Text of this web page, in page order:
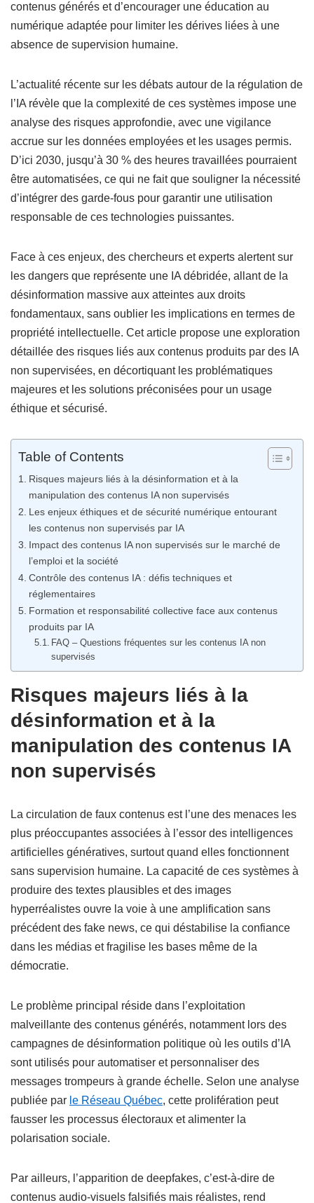
contenus générés et d’encourager une éducation au
numérique adaptée pour limiter les dérives liées à une
absence de supervision humaine.
L’actualité récente sur les débats autour de la régulation de
l’IA révèle que la complexité de ces systèmes impose une
analyse des risques approfondie, avec une vigilance
accrue sur les données employées et les usages permis.
D’ici 2030, jusqu’à 30 % des heures travaillées pourraient
être automatisées, ce qui ne fait que souligner la nécessité
d’intégrer des garde-fous pour garantir une utilisation
responsable de ces technologies puissantes.
Face à ces enjeux, des chercheurs et experts alertent sur
les dangers que représente une IA débridée, allant de la
désinformation massive aux atteintes aux droits
fondamentaux, sans oublier les implications en termes de
propriété intellectuelle. Cet article propose une exploration
détaillée des risques liés aux contenus produits par des IA
non supervisées, en décortiquant les problématiques
majeures et les solutions préconisées pour un usage
éthique et sécurisé.
Table of Contents
Risques majeurs liés à la désinformation et à la
manipulation des contenus IA non supervisés
Les enjeux éthiques et de sécurité numérique entourant
les contenus non supervisés par IA
Impact des contenus IA non supervisés sur le marché de
l’emploi et la société
Contrôle des contenus IA : défis techniques et
réglementaires
Formation et responsabilité collective face aux contenus
produits par IA
FAQ – Questions fréquentes sur les contenus IA non
supervisés
Risques majeurs liés à la
désinformation et à la
manipulation des contenus IA
non supervisés
La circulation de faux contenus est l’une des menaces les
plus préoccupantes associées à l’essor des intelligences
artificielles génératives, surtout quand elles fonctionnent
sans supervision humaine. La capacité de ces systèmes à
produire des textes plausibles et des images
hyperréalistes ouvre la voie à une amplification sans
précédent des fake news, ce qui déstabilise la confiance
dans les médias et fragilise les bases même de la
démocratie.
Le problème principal réside dans l’exploitation
malveillante des contenus générés, notamment lors des
campagnes de désinformation politique où les outils d’IA
sont utilisés pour automatiser et personnaliser des
messages trompeurs à grande échelle. Selon une analyse
publiée par le Réseau Québec, cette prolifération peut
fausser les processus électoraux et alimenter la
polarisation sociale.
Par ailleurs, l’apparition de deepfakes, c’est-à-dire de
contenus audio-visuels falsifiés mais réalistes, rend